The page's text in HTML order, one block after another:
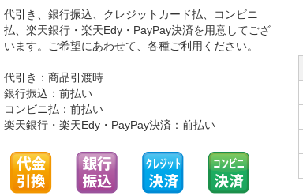
代引き、銀行振込、クレジットカード払、コンビニ
払、楽天銀行・楽天Edy・PayPay決済を用意してござ
います。ご希望にあわせて、各種ご利用ください。
代引き：商品引渡時
銀行振込：前払い
コンビニ払：前払い
楽天銀行・楽天Edy・PayPay決済：前払い